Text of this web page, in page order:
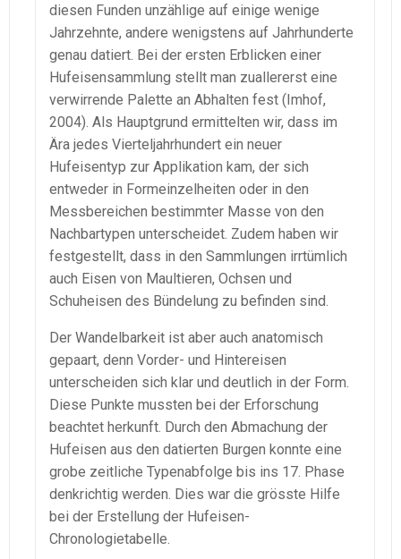
diesen Funden unzählige auf einige wenige
Jahrzehnte, andere wenigstens auf Jahrhunderte
genau datiert. Bei der ersten Erblicken einer
Hufeisensammlung stellt man zuallererst eine
verwirrende Palette an Abhalten fest (Imhof,
2004). Als Hauptgrund ermittelten wir, dass im
Ära jedes Vierteljahrhundert ein neuer
Hufeisentyp zur Applikation kam, der sich
entweder in Formeinzelheiten oder in den
Messbereichen bestimmter Masse von den
Nachbartypen unterscheidet. Zudem haben wir
festgestellt, dass in den Sammlungen irrtümlich
auch Eisen von Maultieren, Ochsen und
Schuheisen des Bündelung zu befinden sind.
Der Wandelbarkeit ist aber auch anatomisch
gepaart, denn Vorder- und Hintereisen
unterscheiden sich klar und deutlich in der Form.
Diese Punkte mussten bei der Erforschung
beachtet herkunft. Durch den Abmachung der
Hufeisen aus den datierten Burgen konnte eine
grobe zeitliche Typenabfolge bis ins 17. Phase
denkrichtig werden. Dies war die grösste Hilfe
bei der Erstellung der Hufeisen-
Chronologietabelle.